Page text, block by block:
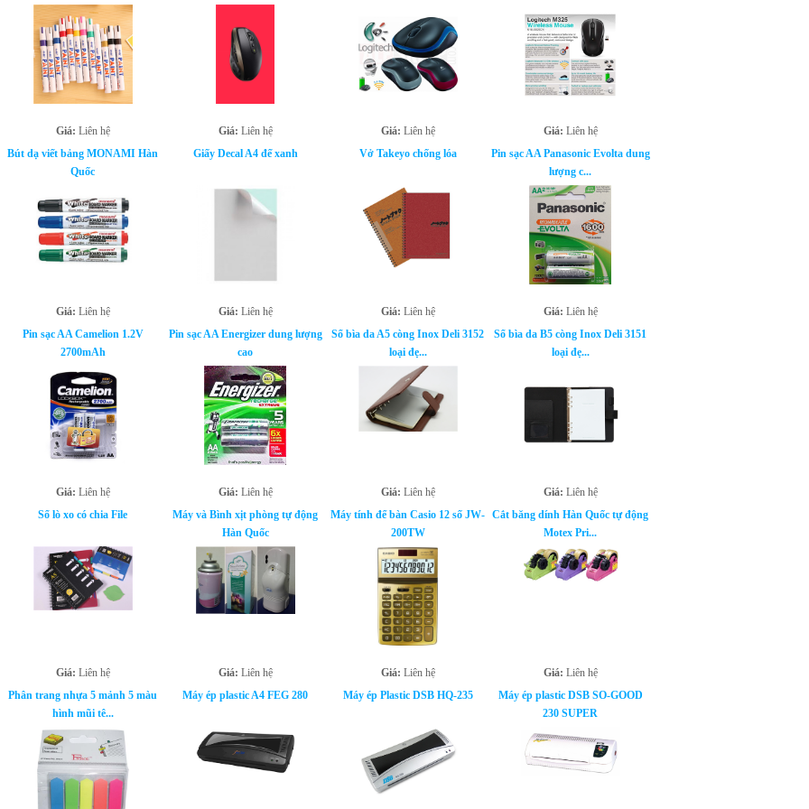
Giá: Liên hệ Giá: Liên hệ Giá: Liên hệ Giá: Liên hệ
Bút dạ viết bảng MONAMI Hàn
Quốc
Giá: Liên hệ
Giấy Decal A4 đế xanh
Giá: Liên hệ
Vở Takeyo chống lóa
Giá: Liên hệ
Pin sạc AA Panasonic Evolta dung
lượng c...
Giá: Liên hệ
Pin sạc AA Camelion 1.2V
2700mAh
Giá: Liên hệ
Pin sạc AA Energizer dung lượng
cao
Giá: Liên hệ
Sổ bìa da A5 còng Inox Deli 3152
loại đẹ...
Giá: Liên hệ
Sổ bìa da B5 còng Inox Deli 3151
loại đẹ...
Giá: Liên hệ
Sổ lò xo có chia File
Giá: Liên hệ
Máy và Bình xịt phòng tự động
Hàn Quốc
Giá: Liên hệ
Máy tính để bàn Casio 12 số JW-
200TW
Giá: Liên hệ
Cắt băng dính Hàn Quốc tự động
Motex Pri...
Giá: Liên hệ
Phân trang nhựa 5 mảnh 5 màu
hình mũi tê...
Máy ép plastic A4 FEG 280 Máy ép Plastic DSB HQ-235
Máy ép plastic DSB SO-GOOD
230 SUPER